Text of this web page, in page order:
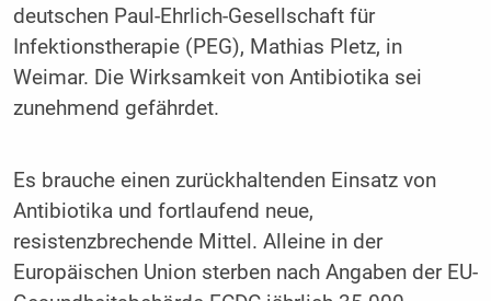
deutschen Paul-Ehrlich-Gesellschaft für
Infektionstherapie (PEG), Mathias Pletz, in
Weimar. Die Wirksamkeit von Antibiotika sei
zunehmend gefährdet.
Es brauche einen zurückhaltenden Einsatz von
Antibiotika und fortlaufend neue,
resistenzbrechende Mittel. Alleine in der
Europäischen Union sterben nach Angaben der EU-